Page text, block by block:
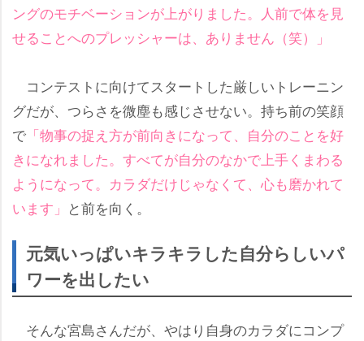
ングのモチベーションが上がりました。人前で体を見
せることへのプレッシャーは、ありません（笑）」
コンテストに向けてスタートした厳しいトレーニン
グだが、つらさを微塵も感じさせない。持ち前の笑顔
で 「物事の捉え方が前向きになって、自分のことを好
きになれました。すべてが自分のなかで上手くまわる
ようになって。カラダだけじゃなくて、心も磨かれて
います」 と前を向く。
元気いっぱいキラキラした自分らしいパ
ワーを出したい
そんな宮島さんだが、やはり自身のカラダにコンプ